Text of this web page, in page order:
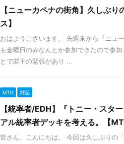
【ニューカペナの街角】久しぶ
ス】
おはようございます。 先週末から『ニュ
も金曜日のみなんとか参加できたので参
とで若干の緊張があり ...
MTG 雑記
【統率者/EDH】『トニー・スタ
アル統率者デッキを考える。【
皆さん、こんにちは。 今回は久しぶりの